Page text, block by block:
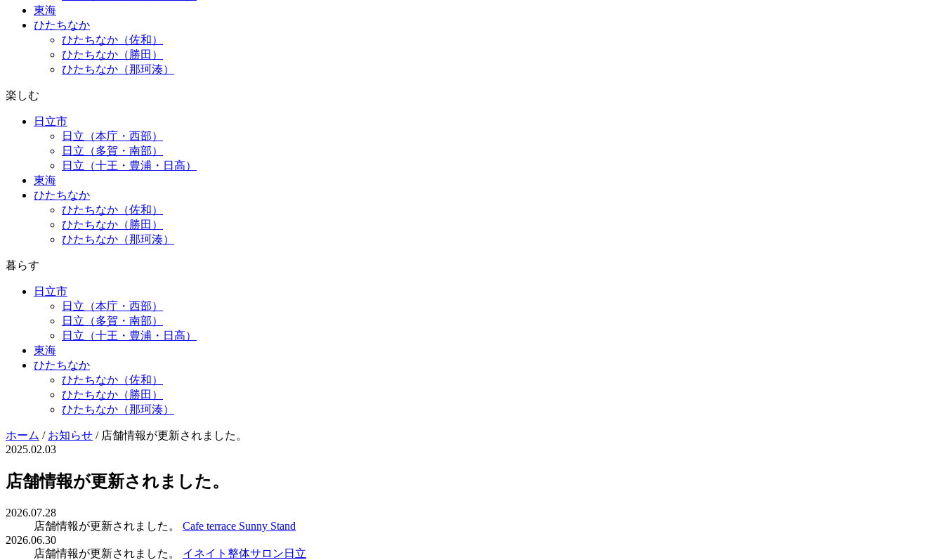
東海
ひたちなか
ひたちなか（佐和）
ひたちなか（勝田）
ひたちなか（那珂湊）
楽しむ
日立市
日立（本庁・西部）
日立（多賀・南部）
日立（十王・豊浦・日高）
東海
ひたちなか
ひたちなか（佐和）
ひたちなか（勝田）
ひたちなか（那珂湊）
暮らす
日立市
日立（本庁・西部）
日立（多賀・南部）
日立（十王・豊浦・日高）
東海
ひたちなか
ひたちなか（佐和）
ひたちなか（勝田）
ひたちなか（那珂湊）
ホーム / お知らせ / 店舗情報が更新されました。
2025.02.03
店舗情報が更新されました。
2026.07.28
店舗情報が更新されました。
Cafe terrace Sunny Stand
2026.06.30
店舗情報が更新されました。
イネイト整体サロン日立